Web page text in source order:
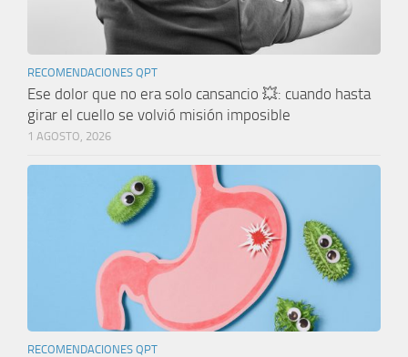
RECOMENDACIONES QPT
Ese dolor que no era solo cansancio 💥: cuando hasta
girar el cuello se volvió misión imposible
1 AGOSTO, 2026
RECOMENDACIONES QPT